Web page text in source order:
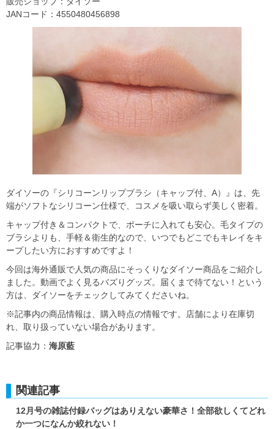
JANコード：4550480456898
ダイソーの『シリコーンリップブラシ（キャップ付、A）』は、先
端がソフトなシリコーン仕様で、コスメを吸い取らず美しく密着。
キャップ付き＆コンパクトで、ポーチに入れても安心。毛タイプの
ブラシよりも、手軽＆衛生的なので、いつでもどこでもキレイをキ
ープしたい方におすすめですよ！
今回は海外通販で人気の商品にそっくりなダイソー商品をご紹介し
ました。動画でよく見るバズりグッズ。届くまで待てない！という
方は、ダイソーをチェックしてみてくださいね。
※記事内の商品情報は、購入時点の情報です。店舗により在庫切
れ、取り扱っていない場合があります。
記事協力： 海原藍
関連記事
12月号の雑誌付録バッグはありえない豪華さ！全部欲しくてどれ
か一つになんか絞れない！